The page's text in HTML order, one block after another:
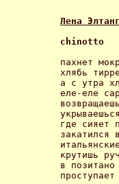
Лена
chinotto
пахнет
хлябь
а с утра
еле-еле
где сияет
закатился
крутишь
в